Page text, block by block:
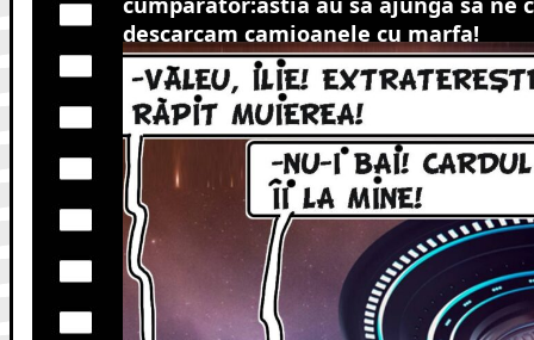
descarcam camioanele cu marfa!